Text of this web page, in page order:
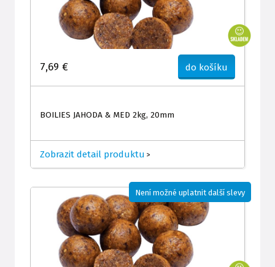
7,69 € do košíku
BOILIES JAHODA & MED 2kg, 20mm
Zobrazit detail produktu >
Není možné uplatnit další slevy